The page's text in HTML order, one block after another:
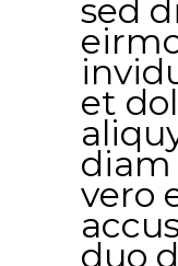
sed
et
diam
vero
duo